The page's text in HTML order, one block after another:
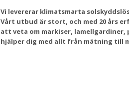
Vi levererar klimatsmarta
Vårt utbud är stort, och med 20 års
att veta om markiser, lamellgardiner,
hjälper dig med allt från mätning till